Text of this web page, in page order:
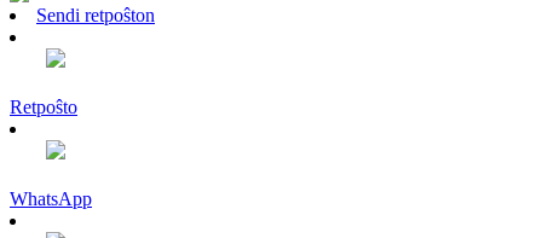
Sendi retpoŝton
Retpoŝto
WhatsApp